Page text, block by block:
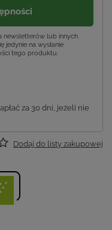
newsletterów lub innych
jedynie na wysłanie
tego produktu.
za 30 dni, jeżeli nie
Dodaj do listy zakupowej